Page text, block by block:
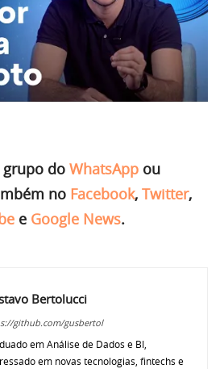
do WhatsApp ou
no Facebook, Twitter,
e Google News.
Bertolucci
github.com/gusbertol
em Análise de Dados e BI,
em novas tecnologias, fintechs e